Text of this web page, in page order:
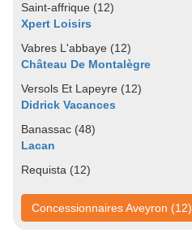
Saint-affrique (12)
Xpert Loisirs
Vabres L'abbaye (12)
Château De Montalègre
Versols Et Lapeyre (12)
Didrick Vacances
Banassac (48)
Lacan
Requista (12)
Concessionnaires Aveyron (12)